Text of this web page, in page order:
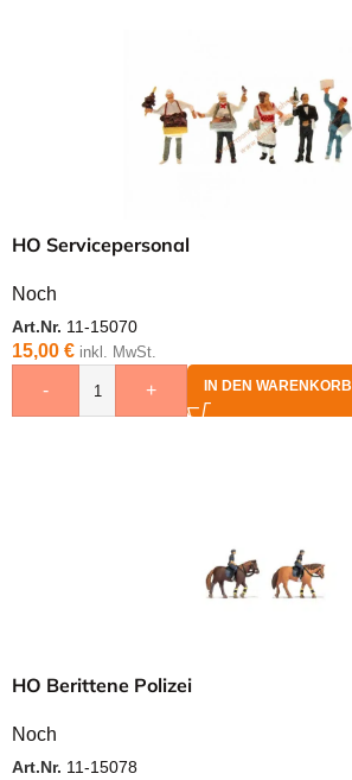
HO Servicepersonal
Noch
Art.Nr. 11-15070
15,00 € inkl. MwSt.
- + IN DEN WARENKORB
HO Berittene Polizei
Noch
Art.Nr. 11-15078